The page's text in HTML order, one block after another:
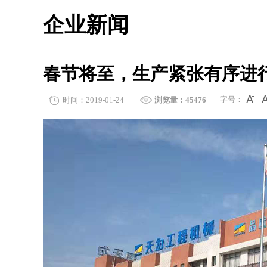
企业新闻
春节将至，生产紧张有序进
时间：2019-01-24 浏览量：45476 字号：